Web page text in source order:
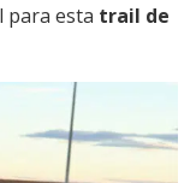
para esta trail de